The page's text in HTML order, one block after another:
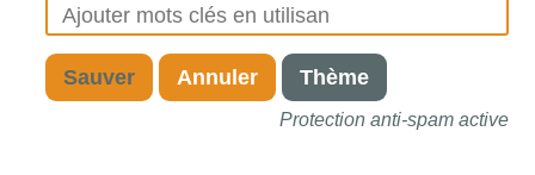
Sauver Annuler Thème
Protection anti-spam active